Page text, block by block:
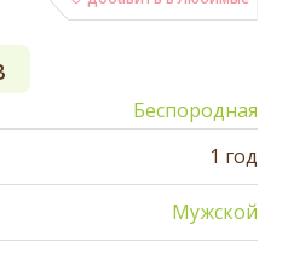
Беспородная
1 год
Мужской